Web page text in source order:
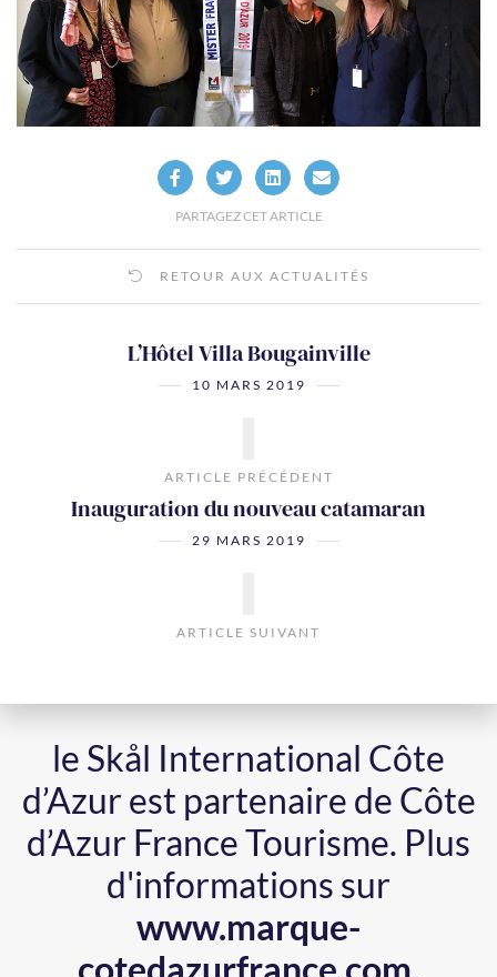
PARTAGEZ CET ARTICLE
RETOUR AUX ACTUALITÉS
L’Hôtel Villa Bougainville
10 MARS 2019
ARTICLE PRÉCÉDENT
Inauguration du nouveau catamaran
29 MARS 2019
ARTICLE SUIVANT
le Skål International Côte
d’Azur est partenaire de Côte
d’Azur France Tourisme. Plus
d'informations sur
www.marque-